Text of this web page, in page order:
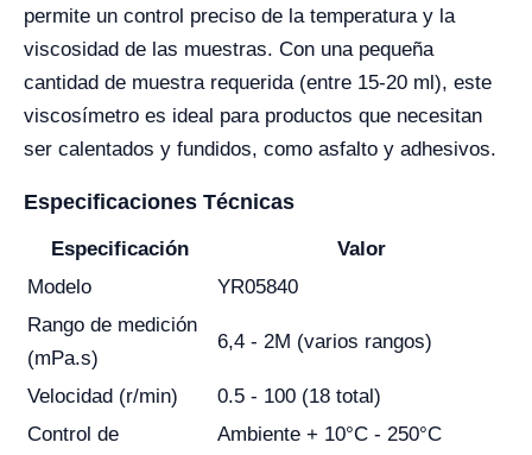
permite un control preciso de la temperatura y la
viscosidad de las muestras. Con una pequeña
cantidad de muestra requerida (entre 15-20 ml), este
viscosímetro es ideal para productos que necesitan
ser calentados y fundidos, como asfalto y adhesivos.
Especificaciones Técnicas
Especificación
Valor
Modelo
YR05840
Rango de medición
(mPa.s)
6,4 - 2M (varios rangos)
Velocidad (r/min)
0.5 - 100 (18 total)
Control de
Ambiente + 10°C - 250°C